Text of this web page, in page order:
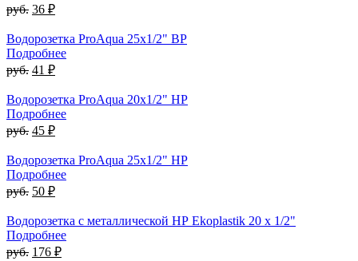
руб. 36 ₽
Водорозетка ProAqua 25х1/2" ВР
Подробнее
руб. 41 ₽
Водорозетка ProAqua 20х1/2" НР
Подробнее
руб. 45 ₽
Водорозетка ProAqua 25х1/2" НР
Подробнее
руб. 50 ₽
Водорозетка с металлической НР Ekoplastik 20 x 1/2"
Подробнее
руб. 176 ₽